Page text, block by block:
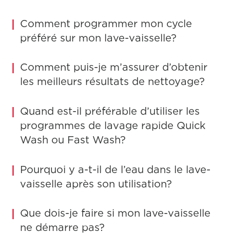
Comment programmer mon cycle
préféré sur mon lave-vaisselle?
Comment puis-je m’assurer d’obtenir
les meilleurs résultats de nettoyage?
Quand est-il préférable d’utiliser les
programmes de lavage rapide Quick
Wash ou Fast Wash?
Pourquoi y a-t-il de l’eau dans le lave-
vaisselle après son utilisation?
Que dois-je faire si mon lave-vaisselle
ne démarre pas?